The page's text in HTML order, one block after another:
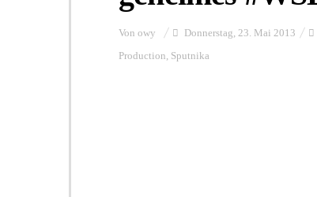
Von owy Donnerstag, 23. Mai 2013
Production, Sputnika